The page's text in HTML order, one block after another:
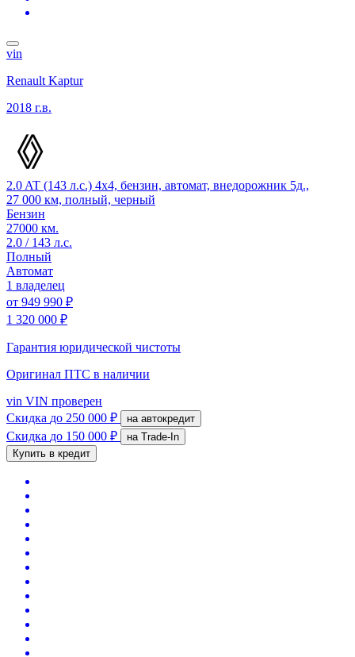
vin
Renault Kaptur
2018 г.в.
2.0 AT (143 л.с.) 4x4, бензин, автомат, внедорожник 5д.,
27 000 км, полный, черный
Бензин
27000 км.
2.0 / 143 л.с.
Полный
Автомат
1 владелец
от 949 990 ₽
1 320 000 ₽
Гарантия юридической чистоты
Оригинал ПТС в наличии
vin VIN проверен
Скидка до 250 000 ₽ на автокредит
Скидка до 150 000 ₽
на Trade-In
Купить в кредит